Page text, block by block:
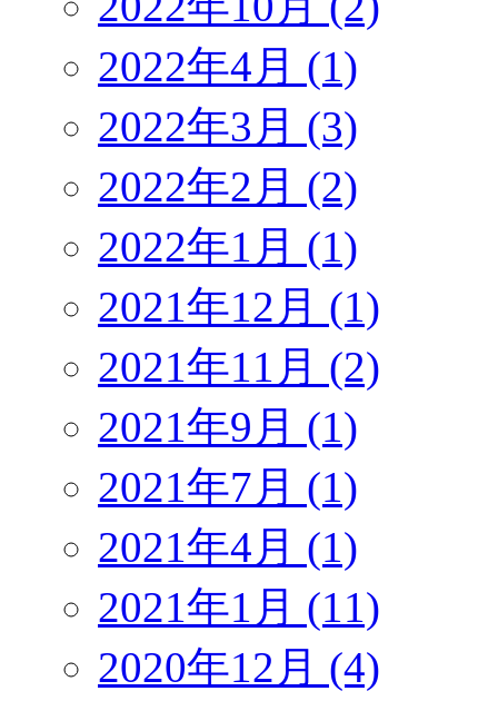
2022年4月 (1)
2022年3月 (3)
2022年2月 (2)
2022年1月 (1)
2021年12月 (1)
2021年11月 (2)
2021年9月 (1)
2021年7月 (1)
2021年4月 (1)
2021年1月 (11)
2020年12月 (4)